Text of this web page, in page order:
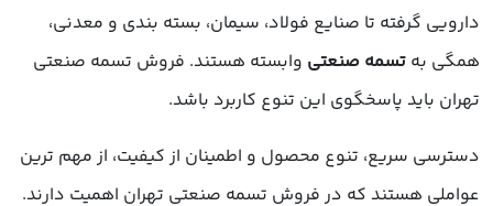
دارویی گرفته تا صنایع فولاد، سیمان، بسته بندی و معدنی،
همگی به تسمه صنعتی وابسته هستند. فروش تسمه صنعتی
تهران باید پاسخگوی این تنوع کاربرد باشد.
دسترسی سریع، تنوع محصول و اطمینان از کیفیت، از مهم ترین
عواملی هستند که در فروش تسمه صنعتی تهران اهمیت دارند.